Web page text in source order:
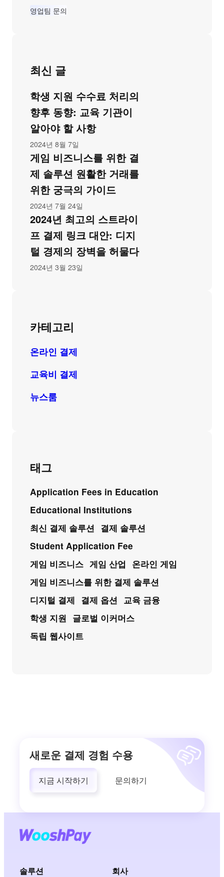
영업팀 문의
최신 글
학생 지원 수수료 처리의
향후 동향: 교육 기관이
알아야 할 사항
2024년 8월 7일
게임 비즈니스를 위한 결
제 솔루션 원활한 거래를
위한 궁극의 가이드
2024년 7월 24일
2024년 최고의 스트라이
프 결제 링크 대안: 디지
털 경제의 장벽을 허물다
2024년 3월 23일
카테고리
온라인 결제
교육비 결제
뉴스룸
태그
Application Fees in Education
Educational Institutions
최신 결제 솔루션
결제 솔루션
Student Application Fee
게임 비즈니스 게임 산업
온라인 게임
게임 비즈니스를 위한 결제 솔루션
디지털 결제 결제 옵션
교육 금융
학생 지원
글로벌 이커머스
독립 웹사이트
새로운 결제 경험 수용
지금 시작하기 문의하기
솔루션 회사